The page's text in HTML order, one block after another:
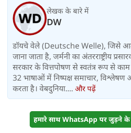
लेखक के बारे में
DW
डॉयचे वेले (Deutsche Welle), जिसे
जाना जाता है, जर्मनी का अंतरराष्ट्रीय
सरकार के वित्तपोषण से स्वतंत्र रूप से
32 भाषाओं में निष्पक्ष समाचार, विश्लेषण
करता है। वेबदुनिया.... और पढ़ें
हमारे साथ WhatsApp पर जुड़ने